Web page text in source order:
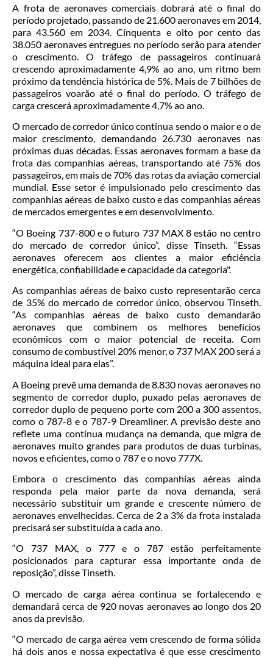
A frota de aeronaves comerciais dobrará até o final do
período projetado, passando de 21.600 aeronaves em 2014,
para 43.560 em 2034. Cinquenta e oito por cento das
38.050 aeronaves entregues no período serão para atender
o crescimento. O tráfego de passageiros continuará
crescendo aproximadamente 4,9% ao ano, um ritmo bem
próximo da tendência histórica de 5%. Mais de 7 bilhões de
passageiros voarão até o final do período. O tráfego de
carga crescerá aproximadamente 4,7% ao ano.
O mercado de corredor único continua sendo o maior e o de
maior crescimento, demandando 26.730 aeronaves nas
próximas duas décadas. Essas aeronaves formam a base da
frota das companhias aéreas, transportando até 75% dos
passageiros, em mais de 70% das rotas da aviação comercial
mundial. Esse setor é impulsionado pelo crescimento das
companhias aéreas de baixo custo e das companhias aéreas
de mercados emergentes e em desenvolvimento.
“O Boeing 737-800 e o futuro 737 MAX 8 estão no centro
do mercado de corredor único”, disse Tinseth. “Essas
aeronaves oferecem aos clientes a maior eficiência
energética, confiabilidade e capacidade da categoria".
As companhias aéreas de baixo custo representarão cerca
de 35% do mercado de corredor único, observou Tinseth.
“As companhias aéreas de baixo custo demandarão
aeronaves que combinem os melhores benefícios
econômicos com o maior potencial de receita. Com
consumo de combustível 20% menor, o 737 MAX 200 será a
máquina ideal para elas”.
A Boeing prevê uma demanda de 8.830 novas aeronaves no
segmento de corredor duplo, puxado pelas aeronaves de
corredor duplo de pequeno porte com 200 a 300 assentos,
como o 787-8 e o 787-9 Dreamliner. A previsão deste ano
reflete uma contínua mudança na demanda, que migra de
aeronaves muito grandes para produtos de duas turbinas,
novos e eficientes, como o 787 e o novo 777X.
Embora o crescimento das companhias aéreas ainda
responda pela maior parte da nova demanda, será
necessário substituir um grande e crescente número de
aeronaves envelhecidas. Cerca de 2 a 3% da frota instalada
precisará ser substituída a cada ano.
“O 737 MAX, o 777 e o 787 estão perfeitamente
posicionados para capturar essa importante onda de
reposição”, disse Tinseth.
O mercado de carga aérea continua se fortalecendo e
demandará cerca de 920 novas aeronaves ao longo dos 20
anos da previsão.
“O mercado de carga aérea vem crescendo de forma sólida
há dois anos e nossa expectativa é que esse crescimento